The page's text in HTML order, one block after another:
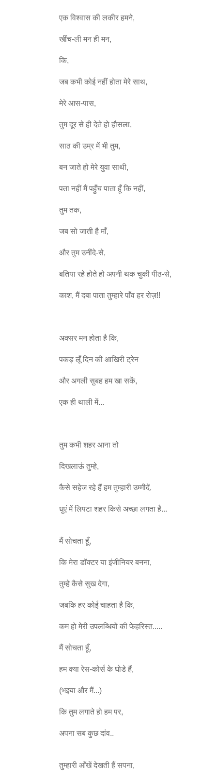
एक विश्वास की लकीर हमने,
खींच-ली मन ही मन,
कि,
जब कभी कोई नहीं होता मेरे साथ,
मेरे आस-पास,
तुम दूर से ही देते हो हौसला,
साठ की उम्र में भी तुम,
बन जाते हो मेरे युवा साथी,
पता नहीं मैं पहुँच पाता हूँ कि नहीं,
तुम तक,
जब सो जाती है माँ,
और तुम उनींदे-से,
बतिया रहे होते हो अपनी थक चुकी पीठ-से,
काश, मैं दबा पाता तुम्हारे पाँव हर रोज़!!
अक्सर मन होता है कि,
पकड़ लूँ दिन की आखिरी ट्रेन
और अगली सुबह हम खा सकें,
एक ही थाली में...
तुम कभी शहर आना तो
दिखलाऊं तुम्हे,
कैसे सहेज रहे हैं हम तुम्हारी उम्मीदें,
धुएं में लिपटा शहर किसे अच्छा लगता है...
मैं सोचता हूँ,
कि मेरा डॉक्टर या इंजीनियर बनना,
तुम्हे कैसे सुख देगा,
जबकि हर कोई चाहता है कि,
कम हो मेरी उपलब्धियों की फेहरिस्त.....
मैं सोचता हूँ,
हम क्या रेस-कोर्स के घोडे हैं,
(भइया और मैं...)
कि तुम लगाते हो हम पर,
अपना सब कुछ दांव..
तुम्हारी आँखें देखती हैं सपना,